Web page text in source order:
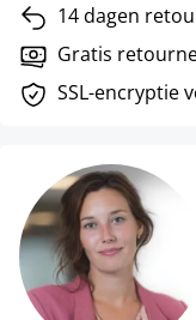
14 dagen
Gratis
SSL-encryptie